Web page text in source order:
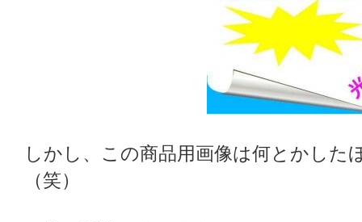
しかし、この商品用画像は何とかした
（笑）